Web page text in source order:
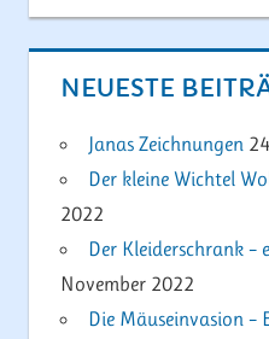
NEUESTE
Janas Zeichnungen
Der kleine Wichtel
2022
Der Kleiderschrank –
November 2022
Die Mäuseinvasion –